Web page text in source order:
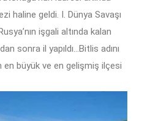
haline geldi. I. Dünya Savaşı
işgali altında kalan
sonra il yapıldı...Bitlis adını
en büyük ve en gelişmiş ilçesi